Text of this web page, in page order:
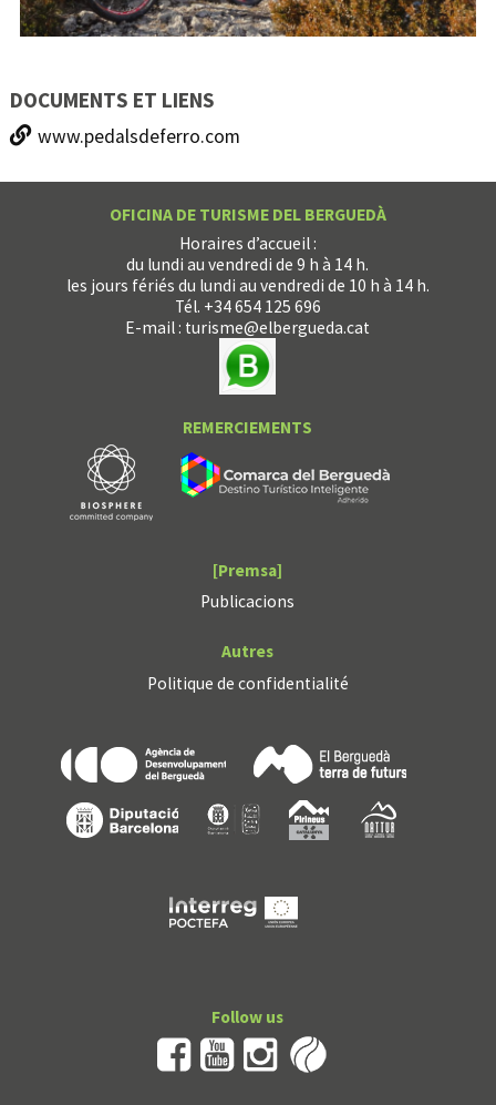
DOCUMENTS ET LIENS
www.pedalsdeferro.com
OFICINA DE TURISME DEL BERGUEDÀ
Horaires d’accueil :
du lundi au vendredi de 9 h à 14 h.
les jours fériés du lundi au vendredi de 10 h à 14 h.
Tél. +34 654 125 696
E-mail : turisme@elbergueda.cat
REMERCIEMENTS
[Premsa]
Publicacions
Autres
Politique de confidentialité
Follow us